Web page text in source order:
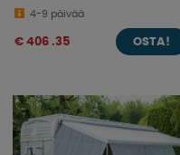
4-9 päivää
€ 406 .35 OSTA!